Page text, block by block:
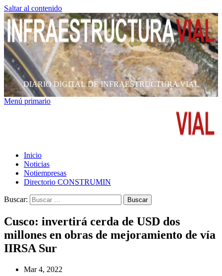
Saltar al contenido
DIARIO DIGITAL DE INFRAESTRUCTURA VIAL
Menú primario
Inicio
Noticias
Notiempresas
Directorio CONSTRUMIN
Buscar:
Cusco: invertirá cerda de USD dos
millones en obras de mejoramiento de vía
IIRSA Sur
Mar 4, 2022